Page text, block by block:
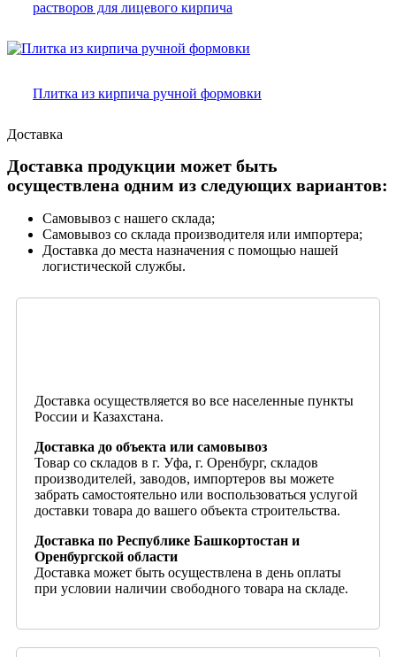
растворов для лицевого кирпича
Плитка из кирпича ручной формовки
Доставка
Доставка продукции может быть
осуществлена одним из следующих вариантов:
Самовывоз с нашего склада;
Самовывоз со склада производителя или импортера;
Доставка до места назначения с помощью нашей
логистической службы.
Доставка осуществляется во все населенные пункты
России и Казахстана.
Доставка до объекта или самовывоз
Товар со складов в г. Уфа, г. Оренбург, складов
производителей, заводов, импортеров вы можете
забрать самостоятельно или воспользоваться услугой
доставки товара до вашего объекта строительства.
Доставка по Республике Башкортостан и
Оренбургской области
Доставка может быть осуществлена в день оплаты
при условии наличии свободного товара на складе.